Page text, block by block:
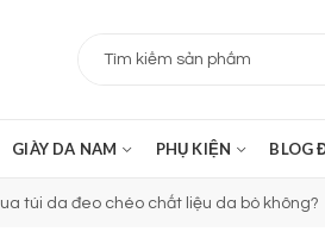
GIÀY DA NAM PHỤ KIỆN BLOG
túi da đeo chéo chất liệu da bò không?